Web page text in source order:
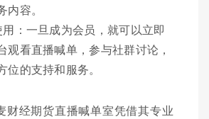
内容。
：一旦成为会员，就可以立即
观看直播喊单，参与社群讨论，
位的支持和服务。
财经期货直播喊单室凭借其专业